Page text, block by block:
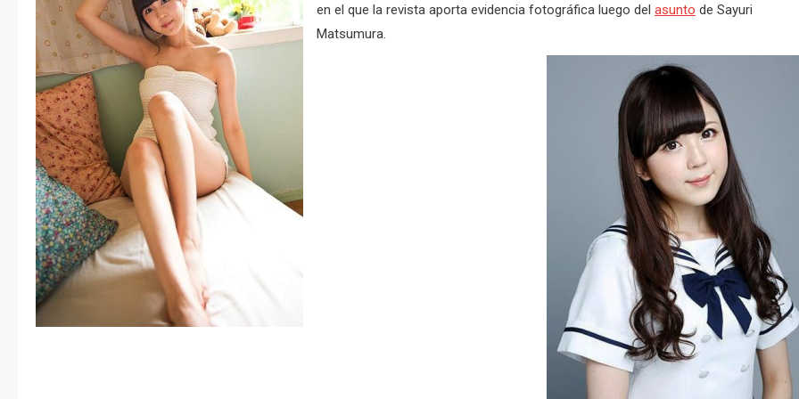
en el que la revista aporta evidencia fotográfica luego del asunto de Sayuri
Matsumura.